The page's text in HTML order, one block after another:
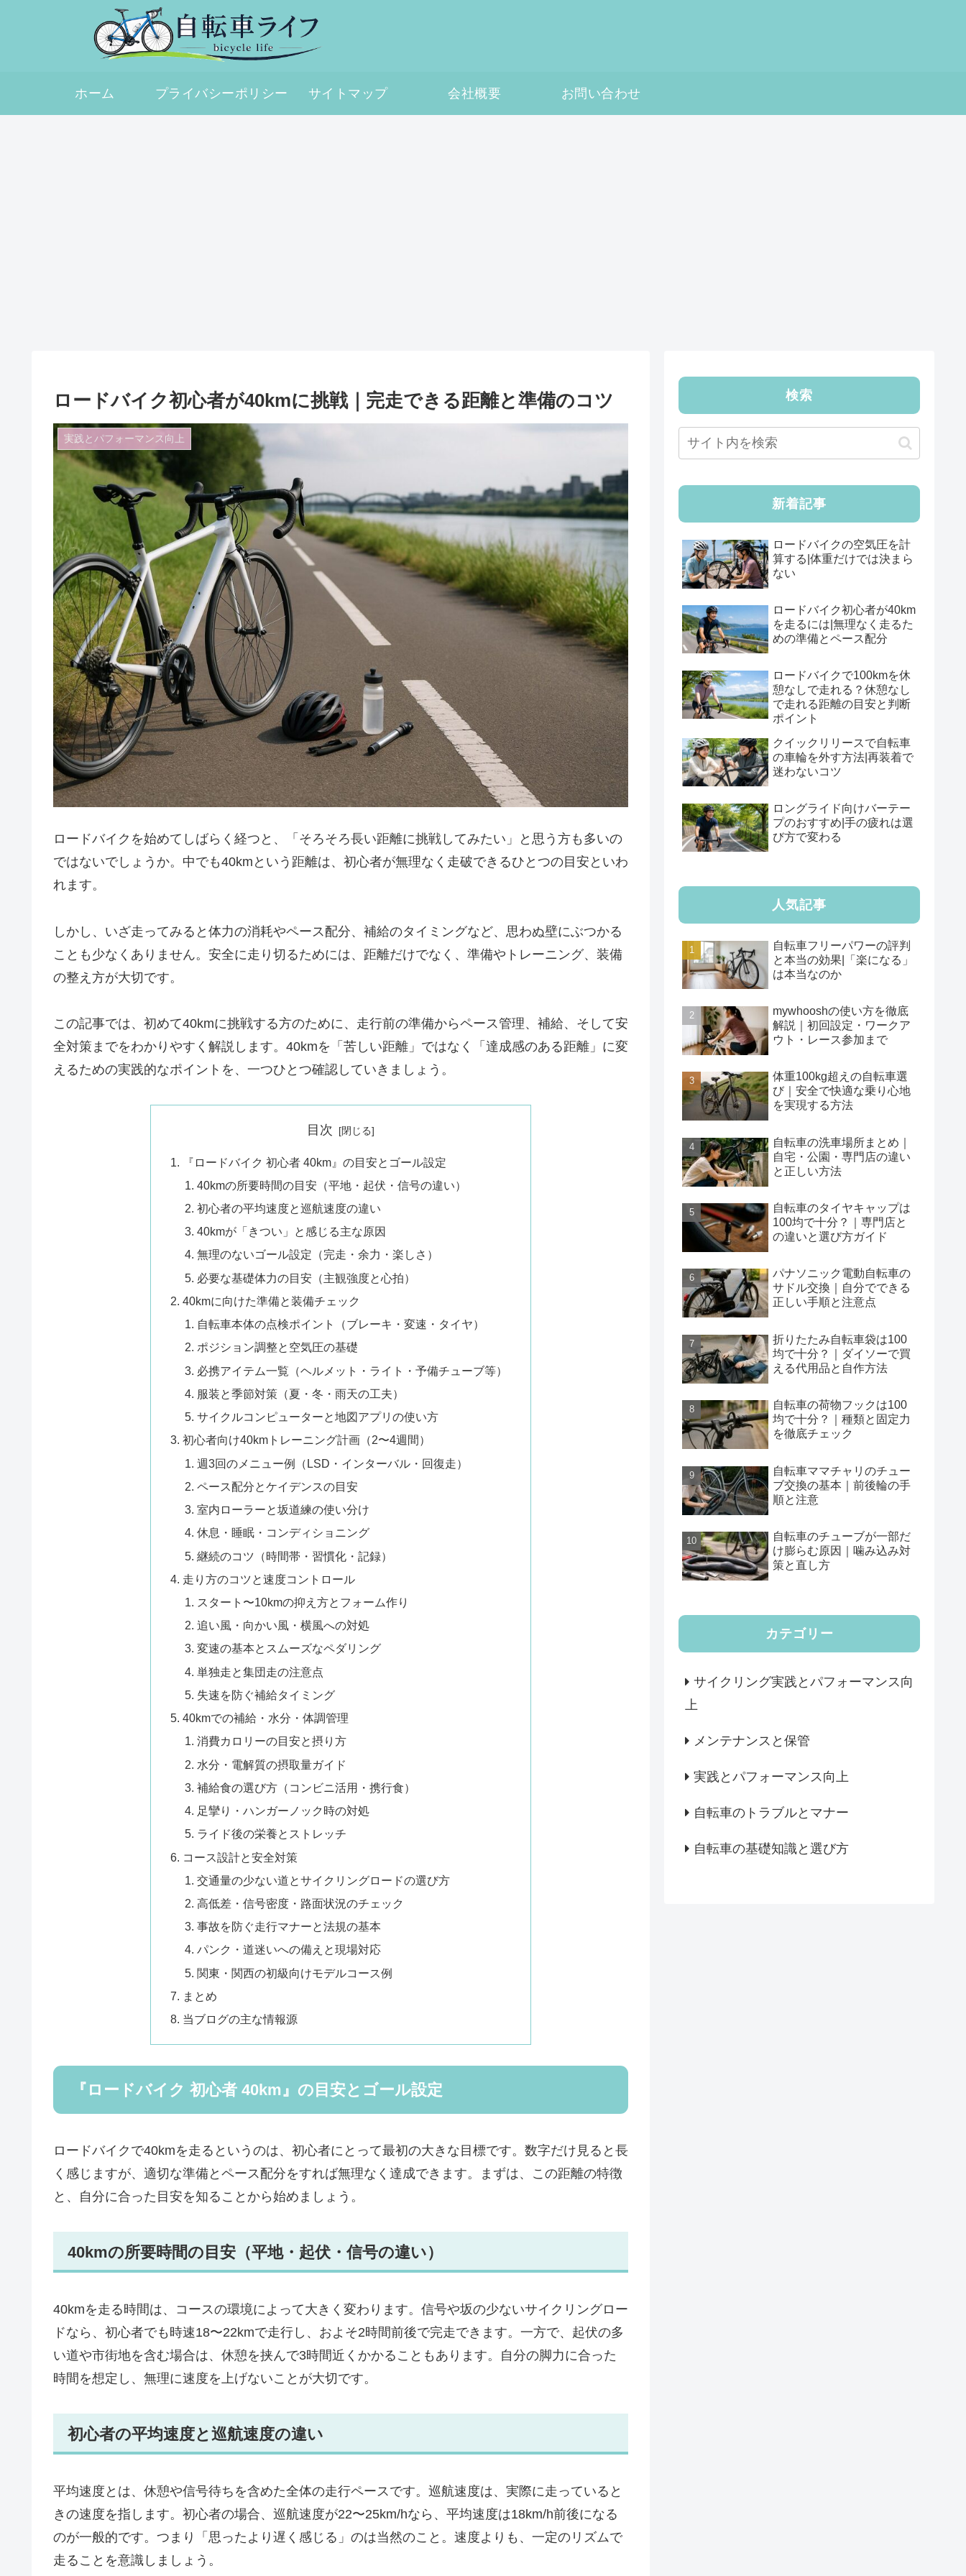
ホーム プライバシーポリシー サイトマップ 会社概要 お問い合わせ
ロードバイク初心者が40kmに挑戦｜完走できる距離と準備のコツ
実践とパフォーマンス向上
ロードバイクを始めてしばらく経つと、「そろそろ長い距離に挑戦してみたい」と思う方も多いの
ではないでしょうか。中でも40kmという距離は、初心者が無理なく走破できるひとつの目安といわ
れます。
しかし、いざ走ってみると体力の消耗やペース配分、補給のタイミングなど、思わぬ壁にぶつかる
ことも少なくありません。安全に走り切るためには、距離だけでなく、準備やトレーニング、装備
の整え方が大切です。
この記事では、初めて40kmに挑戦する方のために、走行前の準備からペース管理、補給、そして安
全対策までをわかりやすく解説します。40kmを「苦しい距離」ではなく「達成感のある距離」に変
えるための実践的なポイントを、一つひとつ確認していきましょう。
目次
『ロードバイク 初心者 40km』の目安とゴール設定
40kmの所要時間の目安（平地・起伏・信号の違い）
初心者の平均速度と巡航速度の違い
40kmが「きつい」と感じる主な原因
無理のないゴール設定（完走・余力・楽しさ）
必要な基礎体力の目安（主観強度と心拍）
40kmに向けた準備と装備チェック
自転車本体の点検ポイント（ブレーキ・変速・タイヤ）
ポジション調整と空気圧の基礎
必携アイテム一覧（ヘルメット・ライト・予備チューブ等）
服装と季節対策（夏・冬・雨天の工夫）
サイクルコンピューターと地図アプリの使い方
初心者向け40kmトレーニング計画（2〜4週間）
週3回のメニュー例（LSD・インターバル・回復走）
ペース配分とケイデンスの目安
室内ローラーと坂道練の使い分け
休息・睡眠・コンディショニング
継続のコツ（時間帯・習慣化・記録）
走り方のコツと速度コントロール
スタート〜10kmの抑え方とフォーム作り
追い風・向かい風・横風への対処
変速の基本とスムーズなペダリング
単独走と集団走の注意点
失速を防ぐ補給タイミング
40kmでの補給・水分・体調管理
消費カロリーの目安と摂り方
水分・電解質の摂取量ガイド
補給食の選び方（コンビニ活用・携行食）
足攣り・ハンガーノック時の対処
ライド後の栄養とストレッチ
コース設計と安全対策
交通量の少ない道とサイクリングロードの選び方
高低差・信号密度・路面状況のチェック
事故を防ぐ走行マナーと法規の基本
パンク・道迷いへの備えと現場対応
関東・関西の初級向けモデルコース例
まとめ
当ブログの主な情報源
『ロードバイク 初心者 40km』の目安とゴール設定
ロードバイクで40kmを走るというのは、初心者にとって最初の大きな目標です。数字だけ見ると長
く感じますが、適切な準備とペース配分をすれば無理なく達成できます。まずは、この距離の特徴
と、自分に合った目安を知ることから始めましょう。
40kmの所要時間の目安（平地・起伏・信号の違い）
40kmを走る時間は、コースの環境によって大きく変わります。信号や坂の少ないサイクリングロー
ドなら、初心者でも時速18〜22kmで走行し、およそ2時間前後で完走できます。一方で、起伏の多
い道や市街地を含む場合は、休憩を挟んで3時間近くかかることもあります。自分の脚力に合った
時間を想定し、無理に速度を上げないことが大切です。
初心者の平均速度と巡航速度の違い
平均速度とは、休憩や信号待ちを含めた全体の走行ペースです。巡航速度は、実際に走っていると
きの速度を指します。初心者の場合、巡航速度が22〜25km/hなら、平均速度は18km/h前後になる
のが一般的です。つまり「思ったより遅く感じる」のは当然のこと。速度よりも、一定のリズムで
走ることを意識しましょう。
検索
新着記事
ロードバイクの空気圧を計
算する|体重だけでは決まら
ない
ロードバイク初心者が40km
を走るには|無理なく走るた
めの準備とペース配分
ロードバイクで100kmを休
憩なしで走れる？休憩なし
で走れる距離の目安と判断
ポイント
クイックリリースで自転車
の車輪を外す方法|再装着で
迷わないコツ
ロングライド向けバーテー
プのおすすめ|手の疲れは選
び方で変わる
人気記事
自転車フリーパワーの評判
と本当の効果|「楽になる」
は本当なのか
mywhooshの使い方を徹底
解説｜初回設定・ワークア
ウト・レース参加まで
体重100kg超えの自転車選
び｜安全で快適な乗り心地
を実現する方法
自転車の洗車場所まとめ｜
自宅・公園・専門店の違い
と正しい方法
自転車のタイヤキャップは
100均で十分？｜専門店と
の違いと選び方ガイド
パナソニック電動自転車の
サドル交換｜自分でできる
正しい手順と注意点
折りたたみ自転車袋は100
均で十分？｜ダイソーで買
える代用品と自作方法
自転車の荷物フックは100
均で十分？｜種類と固定力
を徹底チェック
自転車ママチャリのチュー
ブ交換の基本｜前後輪の手
順と注意
自転車のチューブが一部だ
け膨らむ原因｜噛み込み対
策と直し方
カテゴリー
サイクリング実践とパフォーマンス向
上
メンテナンスと保管
実践とパフォーマンス向上
自転車のトラブルとマナー
自転車の基礎知識と選び方